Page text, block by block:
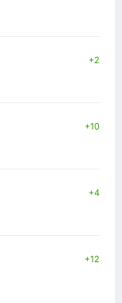
+2
+10
+4
+12